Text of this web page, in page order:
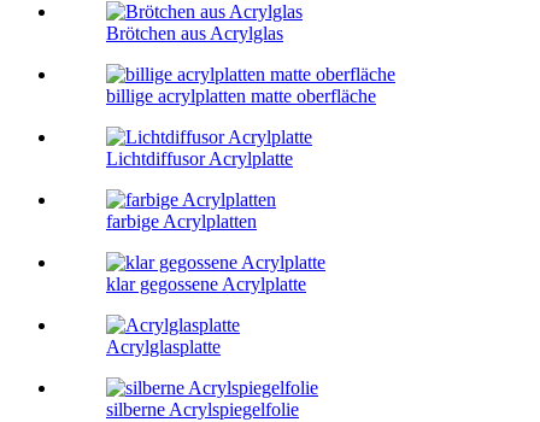
Brötchen aus Acrylglas
billige acrylplatten matte oberfläche
Lichtdiffusor Acrylplatte
farbige Acrylplatten
klar gegossene Acrylplatte
Acrylglasplatte
silberne Acrylspiegelfolie